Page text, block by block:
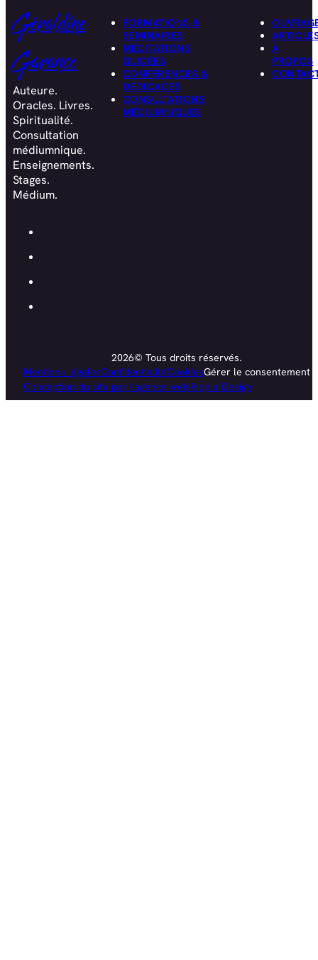
Géraldine
Garance
Auteure.
Oracles. Livres.
Spiritualité.
Consultation
médiumnique.
Enseignements.
Stages.
Médium.
FORMATIONS &
SÉMINAIRES
MÉDITATIONS
GUIDÉES
CONFÉRENCES &
DÉDICACES
CONSULTATIONS
MÉDIUMNIQUES
À
PROPOS
2026© Tous droits réservés.
Mentions légalesConfidentialitéCookiesGérer le consentement
Conception du site par l'agence web Hopla Design